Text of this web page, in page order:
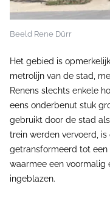
Beeld Rene Dürr
Het gebied is
metrolijn van de stad,
Renens slechts enkele
eens onderbenut stuk
gebruikt door de stad
trein werden vervoerd,
getransformeerd tot een
waarmee een voormalig
ingeblazen.